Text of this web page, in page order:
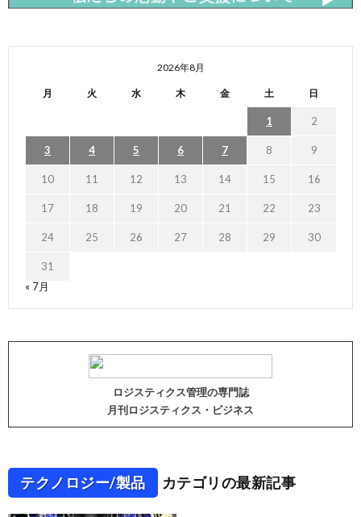
2026年8月
月 火 水 木 金 土 日
1 2
3 4 5 6 7 8 9
10 11 12 13 14 15 16
17 18 19 20 21 22 23
24 25 26 27 28 29 30
31
« 7月
ロジスティクス管理の専門誌
月刊ロジスティクス・ビジネス
テクノロジー/製品 カテゴリの最新記事